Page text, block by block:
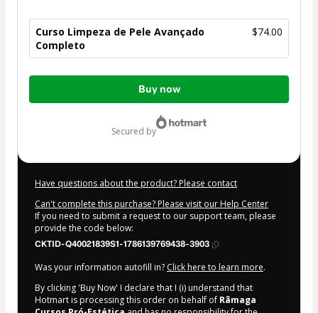
Curso Limpeza de Pele Avançado
Completo
$74.00
Total
Buy now
secured by
Have questions about the product? Please contact
Can't complete this purchase? Please visit our Help Center
If you need to submit a request to our support team, please
provide the code below:
CKTID-Q40021839S1-1786139769438-3903
Was your information autofill in? Click here to learn more.
By clicking 'Buy Now' I declare that I (i) understand that
Hotmart is processing this order on behalf of Rãmaga